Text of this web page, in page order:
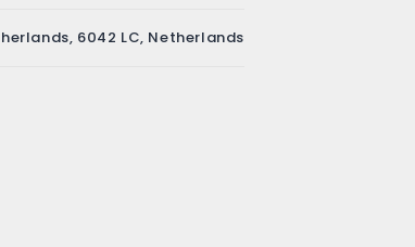
6042 LC, Netherlands